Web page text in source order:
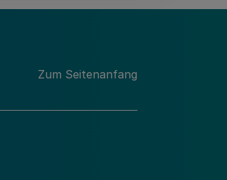
Zum Seitenanfang